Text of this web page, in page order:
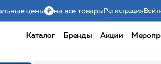
цены на все товарыРегистрация
Каталог Бренды Акции